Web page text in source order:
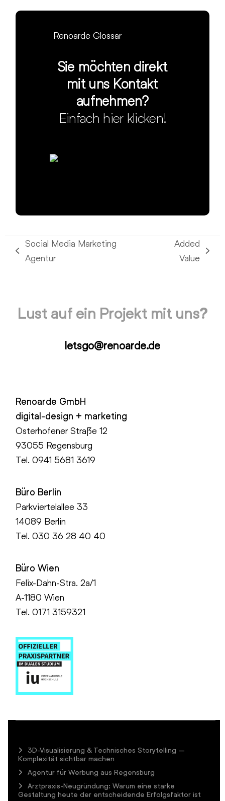
Renoarde Glossar
Sie möchten direkt
mit uns Kontakt
aufnehmen?
Einfach hier klicken!
vorheriger
Social Media Marketing
Agentur
Nächster
Added
Value
Lust auf ein Projekt mit uns?
letsgo@renoarde.de
Renoarde GmbH
digital-design + marketing
Osterhofener Straße 12
93055 Regensburg
Tel.0941 5681 3619
Büro Berlin
Parkviertelallee 33
14089 Berlin
Tel.030 36 28 40 40
Büro Wien
Felix-Dahn-Stra. 2a/1
A-1180 Wien
Tel. 0171 3159321
3D-Visualisierung & Technisches Storytelling –
Komplexität sichtbar machen
Agentur für Werbung aus Regensburg
Arztpraxis-Neugründung: Warum eine starke
Gestaltung heute der entscheidende Erfolgsfaktor ist